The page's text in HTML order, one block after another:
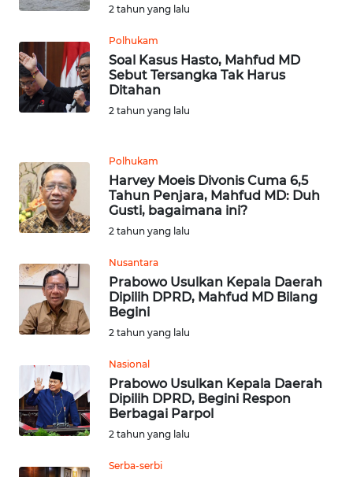
2 tahun yang lalu
Polhukam
Soal Kasus Hasto, Mahfud MD
Sebut Tersangka Tak Harus
Ditahan
2 tahun yang lalu
Polhukam
Harvey Moeis Divonis Cuma 6,5
Tahun Penjara, Mahfud MD: Duh
Gusti, bagaimana ini?
2 tahun yang lalu
Nusantara
Prabowo Usulkan Kepala Daerah
Dipilih DPRD, Mahfud MD Bilang
Begini
2 tahun yang lalu
Nasional
Prabowo Usulkan Kepala Daerah
Dipilih DPRD, Begini Respon
Berbagai Parpol
2 tahun yang lalu
Serba-serbi
DEPOK
WN
TAPANULI
WN
SAMOSIR
WN
WN
SUMEDANG
CIANJUR
WN
KEPULAUAN